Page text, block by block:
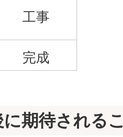
工事
完成
期待される